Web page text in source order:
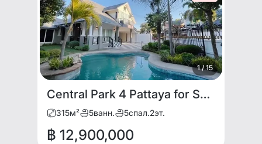
1/15
Central Park 4 Pattaya for SALE
315м² 5ванн. 5спал.2эт.
฿ 12,900,000